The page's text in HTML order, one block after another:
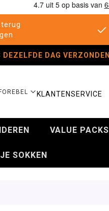
DEZELFDE DAG VERZONDEN
FOREBEL KLANTENSERVICE
VALUE PACKS
SOKKEN